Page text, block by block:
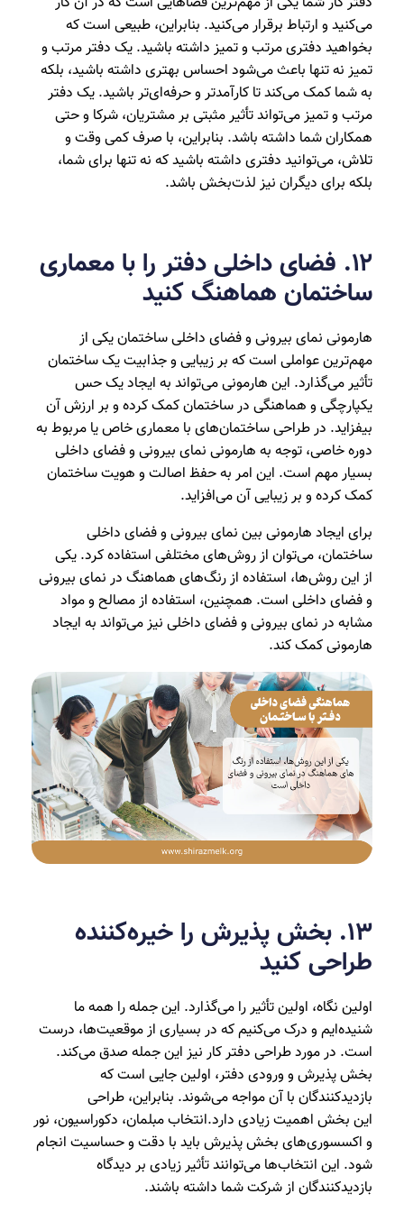
می‌کنید و ارتباط برقرار می‌کنید. بنابراین، طبیعی است که
بخواهید دفتری مرتب و تمیز داشته باشید. یک دفتر مرتب و
تمیز نه تنها باعث می‌شود احساس بهتری داشته باشید، بلکه
به شما کمک می‌کند تا کارآمدتر و حرفه‌ای‌تر باشید. یک دفتر
مرتب و تمیز می‌تواند تأثیر مثبتی بر مشتریان، شرکا و حتی
همکاران شما داشته باشد. بنابراین، با صرف کمی وقت و
تلاش، می‌توانید دفتری داشته باشید که نه تنها برای شما،
بلکه برای دیگران نیز لذت‌بخش باشد.
۱۲. فضای داخلی دفتر را با معماری
ساختمان هماهنگ کنید
هارمونی نمای بیرونی و فضای داخلی ساختمان یکی از
مهم‌ترین عواملی است که بر زیبایی و جذابیت یک ساختمان
تأثیر می‌گذارد. این هارمونی می‌تواند به ایجاد یک حس
یکپارچگی و هماهنگی در ساختمان کمک کرده و بر ارزش آن
بیفزاید. در طراحی ساختمان‌های با معماری خاص یا مربوط به
دوره خاصی، توجه به هارمونی نمای بیرونی و فضای داخلی
بسیار مهم است. این امر به حفظ اصالت و هویت ساختمان
کمک کرده و بر زیبایی آن می‌افزاید.
برای ایجاد هارمونی بین نمای بیرونی و فضای داخلی
ساختمان، می‌توان از روش‌های مختلفی استفاده کرد. یکی
از این روش‌ها، استفاده از رنگ‌های هماهنگ در نمای بیرونی
و فضای داخلی است. همچنین، استفاده از مصالح و مواد
مشابه در نمای بیرونی و فضای داخلی نیز می‌تواند به ایجاد
هارمونی کمک کند.
۱3. بخش پذیرش را خیره‌کننده
طراحی کنید
اولین نگاه، اولین تأثیر را می‌گذارد. این جمله را همه ما
شنیده‌ایم و درک می‌کنیم که در بسیاری از موقعیت‌ها، درست
است. در مورد طراحی دفتر کار نیز این جمله صدق می‌کند.
بخش پذیرش و ورودی دفتر، اولین جایی است که
بازدیدکنندگان با آن مواجه می‌شوند. بنابراین، طراحی
این بخش اهمیت زیادی دارد.انتخاب مبلمان، دکوراسیون، نور
و اکسسوری‌های بخش پذیرش باید با دقت و حساسیت انجام
شود. این انتخاب‌ها می‌توانند تأثیر زیادی بر دیدگاه
بازدیدکنندگان از شرکت شما داشته باشند.